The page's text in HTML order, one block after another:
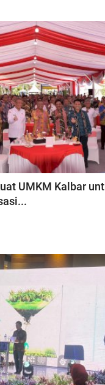
UMKM Kalbar